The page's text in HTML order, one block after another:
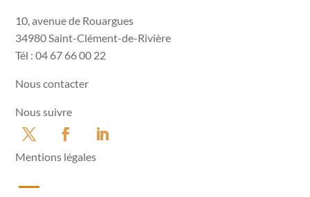
10, avenue de Rouargues
34980 Saint-Clément-de-Rivière
Tél : 04 67 66 00 22
Nous contacter
Nous suivre
Mentions légales